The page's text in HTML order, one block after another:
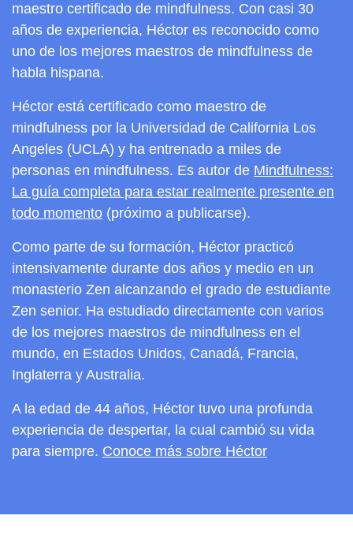
maestro certificado de mindfulness. Con casi 30
años de experiencia, Héctor es reconocido como
uno de los mejores maestros de mindfulness de
habla hispana.
Héctor está certificado como maestro de
mindfulness por la Universidad de California Los
Angeles (UCLA) y ha entrenado a miles de
personas en mindfulness. Es autor de Mindfulness:
La guía completa para estar realmente presente en
todo momento (próximo a publicarse).
Como parte de su formación, Héctor practicó
intensivamente durante dos años y medio en un
monasterio Zen alcanzando el grado de estudiante
Zen senior. Ha estudiado directamente con varios
de los mejores maestros de mindfulness en el
mundo, en Estados Unidos, Canadá, Francia,
Inglaterra y Australia.
A la edad de 44 años, Héctor tuvo una profunda
experiencia de despertar, la cual cambió su vida
para siempre. Conoce más sobre Héctor